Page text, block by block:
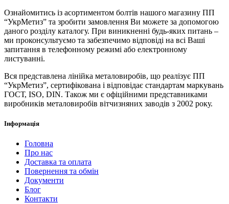
Ознайомитись із асортиментом болтів нашого магазину ПП
“УкрМетиз” та зробити замовлення Ви можете за допомогою
даного розділу каталогу. При виникненні будь-яких питань –
ми проконсультуємо та забезпечимо відповіді на всі Ваші
запитання в телефонному режимі або електронному
листуванні.
Вся представлена ​​лінійка металовиробів, що реалізує ПП
“УкрМетиз”, сертифікована і відповідає стандартам маркувань
ГОСТ, ISO, DIN. Також ми є офіційними представниками
виробників металовиробів вітчизняних заводів з 2002 року.
Інформація
Головна
Про нас
Доставка та оплата
Повернення та обмін
Документи
Блог
Контакти